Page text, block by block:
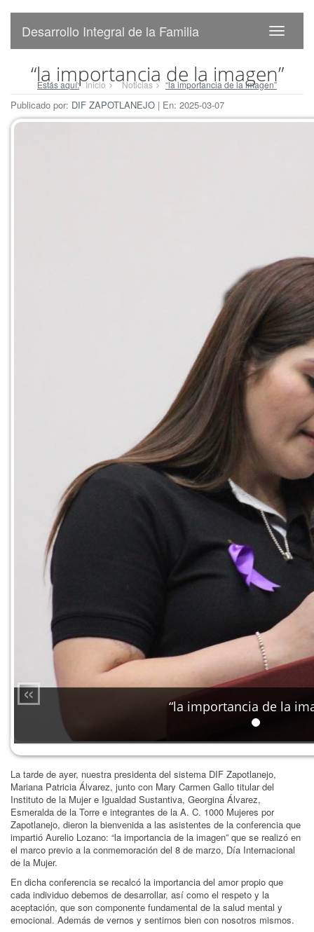
Desarrollo Integral de la Familia
“la importancia de la imagen”
Estás aquí: Inicio Noticias “la importancia de la imagen”
Publicado por: DIF ZAPOTLANEJO | En: 2025-03-07
“la importancia de la
«
La tarde de ayer, nuestra presidenta del sistema DIF Zapotlanejo,
Mariana Patricia Álvarez, junto con Mary Carmen Gallo titular del
Instituto de la Mujer e Igualdad Sustantiva, Georgina Álvarez,
Esmeralda de la Torre e integrantes de la A. C. 1000 Mujeres por
Zapotlanejo, dieron la bienvenida a las asistentes de la conferencia que
impartió Aurelio Lozano: “la importancia de la imagen” que se realizó en
el marco previo a la conmemoración del 8 de marzo, Día Internacional
de la Mujer.
En dicha conferencia se recalcó la importancia del amor propio que
cada individuo debemos de desarrollar, así como el respeto y la
aceptación, que son componente fundamental de la salud mental y
emocional. Además de vernos y sentirnos bien con nosotros mismos.